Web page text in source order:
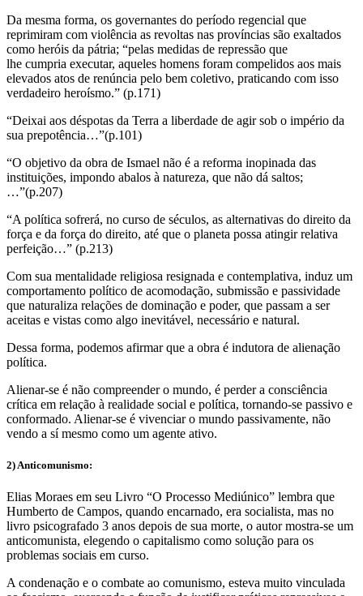
Da mesma forma, os governantes do período regencial que
reprimiram com violência as revoltas nas províncias são exaltados
como heróis da pátria; “pelas medidas de repressão que
lhe cumpria executar, aqueles homens foram compelidos aos mais
elevados atos de renúncia pelo bem coletivo, praticando com isso
verdadeiro heroísmo.” (p.171)
“Deixai aos déspotas da Terra a liberdade de agir sob o império da
sua prepotência…”(p.101)
“O objetivo da obra de Ismael não é a reforma inopinada das
instituições, impondo abalos à natureza, que não dá saltos;
…”(p.207)
“A política sofrerá, no curso de séculos, as alternativas do direito da
força e da força do direito, até que o planeta possa atingir relativa
perfeição…” (p.213)
Com sua mentalidade religiosa resignada e contemplativa, induz um
comportamento político de acomodação, submissão e passividade
que naturaliza relações de dominação e poder, que passam a ser
aceitas e vistas como algo inevitável, necessário e natural.
Dessa forma, podemos afirmar que a obra é indutora de alienação
política.
Alienar-se é não compreender o mundo, é perder a consciência
crítica em relação à realidade social e política, tornando-se passivo e
conformado. Alienar-se é vivenciar o mundo passivamente, não
vendo a sí mesmo como um agente ativo.
2) Anticomunismo:
Elias Moraes em seu Livro “O Processo Mediúnico” lembra que
Humberto de Campos, quando encarnado, era socialista, mas no
livro psicografado 3 anos depois de sua morte, o autor mostra-se um
anticomunista, elegendo o capitalismo como solução para os
problemas sociais em curso.
A condenação e o combate ao comunismo, esteva muito vinculada